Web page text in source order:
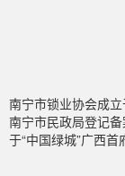
南宁市锁业协会成
南宁市民政局登记
于“中国绿城”广西